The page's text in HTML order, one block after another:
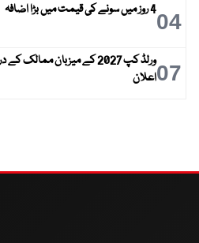
044 روز میں سونے کی قیمت میں بڑا اضافہ
07
ورلڈ کپ 2027 کے میزبان
اعلان